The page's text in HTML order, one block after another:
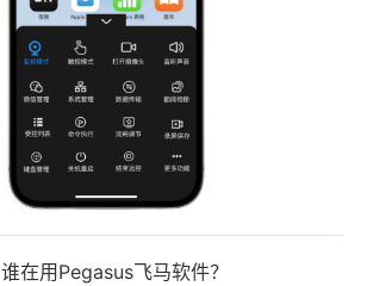
谁在用Pegasus飞马软件？